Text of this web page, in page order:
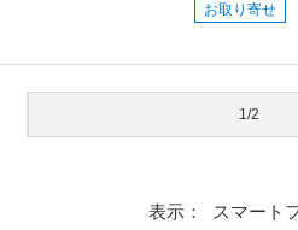
お取り寄せ
1/2
表示： スマート